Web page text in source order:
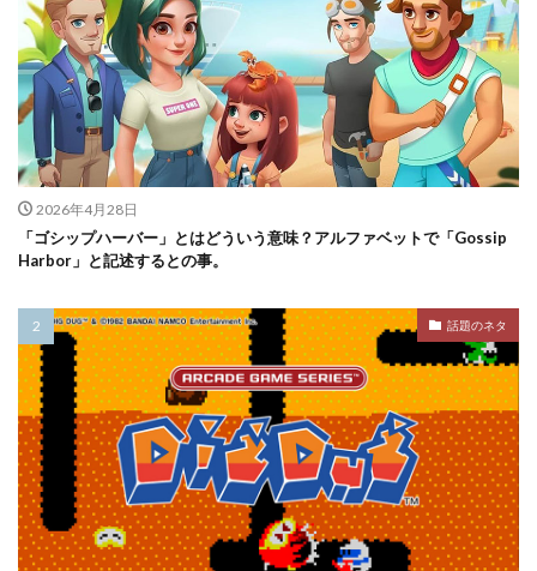
2026年4月28日
「ゴシップハーバー」とはどういう意味？アルファベットで「Gossip
Harbor」と記述するとの事。
話題のネタ